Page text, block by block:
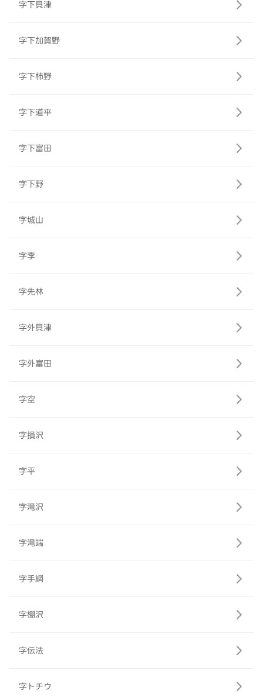
字下貝津
字下加賀野
字下柿野
字下道平
字下富田
字下野
字城山
字李
字先林
字外貝津
字外富田
字空
字損沢
字平
字滝沢
字滝端
字手綱
字棚沢
字伝法
字トチウ